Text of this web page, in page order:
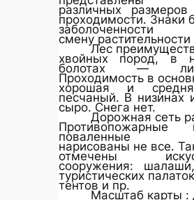
различных
проходимости. Знаки
заболоченности
смену растительности
Лес
хвойных пород, в
болотах —
Проходимость в
хорошая и
песчаный. В низинах
сыро. Снега нет.
Дорожная сеть
Противопожарные
поваленные
нарисованы не все.
отмечены
сооружения:
туристических
тентов и пр.
Масштаб карты :